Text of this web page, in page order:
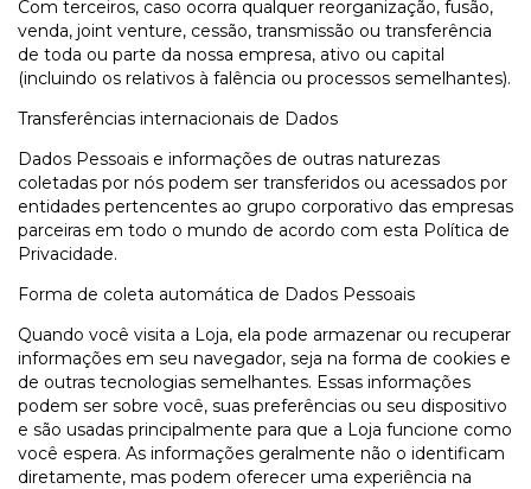
Com terceiros, caso ocorra qualquer reorganização, fusão,
venda, joint venture, cessão, transmissão ou transferência
de toda ou parte da nossa empresa, ativo ou capital
(incluindo os relativos à falência ou processos semelhantes).
Transferências internacionais de Dados
Dados Pessoais e informações de outras naturezas
coletadas por nós podem ser transferidos ou acessados por
entidades pertencentes ao grupo corporativo das empresas
parceiras em todo o mundo de acordo com esta Política de
Privacidade.
Forma de coleta automática de Dados Pessoais
Quando você visita a Loja, ela pode armazenar ou recuperar
informações em seu navegador, seja na forma de cookies e
de outras tecnologias semelhantes. Essas informações
podem ser sobre você, suas preferências ou seu dispositivo
e são usadas principalmente para que a Loja funcione como
você espera. As informações geralmente não o identificam
diretamente, mas podem oferecer uma experiência na